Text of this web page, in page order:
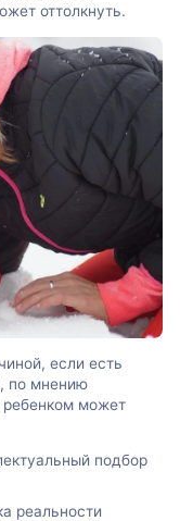
оттолкнуть.
если есть
по мнению
ребенком может
подбор
реальности